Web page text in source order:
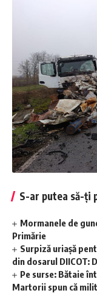
S-ar putea să-ți
Mormanele de
Primărie
Surpiză uriașă
din dosarul DIICOT:
Pe surse: Bătaie
Martorii spun că